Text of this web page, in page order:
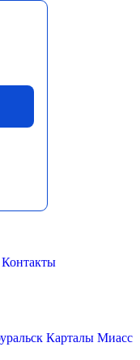
Контакты
Карталы Миасс